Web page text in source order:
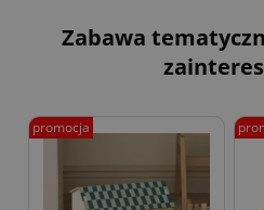
Zabawa
promocja